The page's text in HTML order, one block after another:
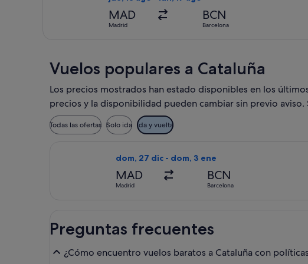
MAD
Madrid
BCN
Barcelona
Vuelos populares a Cataluña
Los precios mostrados han estado disponibles en los
precios y la disponibilidad pueden cambiar sin previo
Todas las ofertas Solo ida Ida y vuelta
dom, 27 dic - dom, 3 ene
MAD
Madrid
BCN
Barcelona
Preguntas frecuentes
¿Cómo encuentro vuelos baratos a Cataluña con